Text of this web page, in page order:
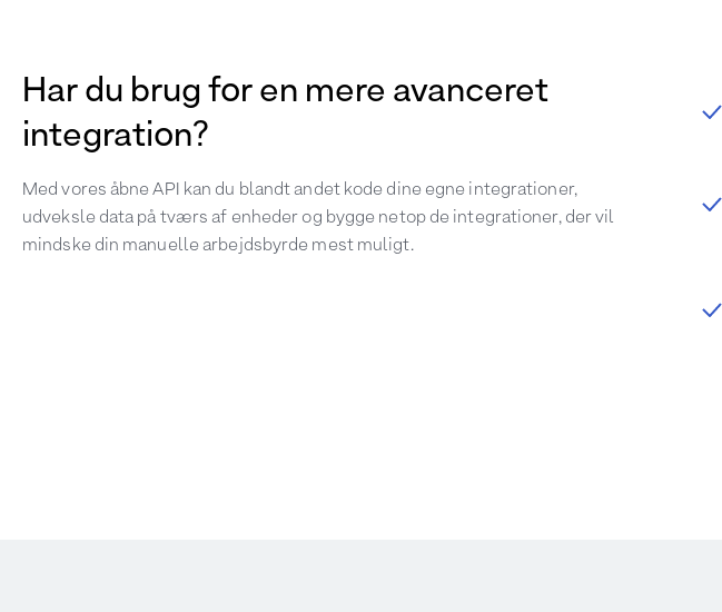
Har du brug for en mere avanceret
integration?
Med vores åbne API kan du blandt andet kode dine egne integrationer,
udveksle data på tværs af enheder og bygge netop de integrationer, der vil
mindske din manuelle arbejdsbyrde mest muligt.